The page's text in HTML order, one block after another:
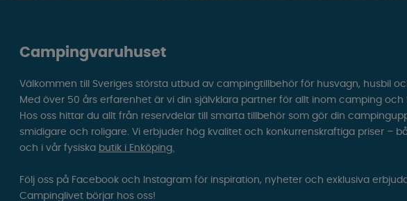
Campingvaruhuset
Välkommen till Sveriges största utbud av campingtillbehör för husvagn, husbil
Med över 50 års erfarenhet är vi din självklara partner för allt inom camping och
Hos oss hittar du allt från reservdelar till smarta tillbehör som gör din
smidigare och roligare. Vi erbjuder hög kvalitet och konkurrenskraftiga priser –
och i vår fysiska butik i Enköping.
Följ oss på Facebook och Instagram för inspiration, nyheter och exklusiva
Campinglivet börjar hos oss!